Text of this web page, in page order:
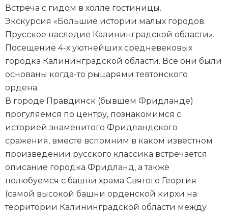
Встреча с гидом в холле гостиницы.
Экскурсия «Большие истории малых городов.
Прусское наследие Калининградской области».
Посещение 4-х уютнейших средневековых
городка Калининградской области. Все они были
основаны когда-то рыцарями тевтонского
ордена.
В городе Правдинск (бывшем Фридланде)
прогуляемся по центру, познакомимся с
историей знаменитого Фридландского
сражения, вместе вспомним в каком известном
произведении русского классика встречается
описание городка Фридланд, а также
полюбуемся с башни храма Святого Георгия
(самой высокой башни орденской кирхи на
территории Калининградской области между